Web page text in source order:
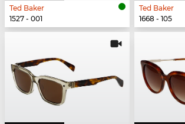
Ted Baker
1527 - 001
Ted Baker
1668 - 105